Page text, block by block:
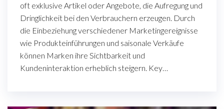
oft exklusive Artikel oder Angebote, die Aufregung und
Dringlichkeit bei den Verbrauchern erzeugen. Durch
die Einbeziehung verschiedener Marketingereignisse
wie Produkteinführungen und saisonale Verkäufe
können Marken ihre Sichtbarkeit und
Kundeninteraktion erheblich steigern. Key…